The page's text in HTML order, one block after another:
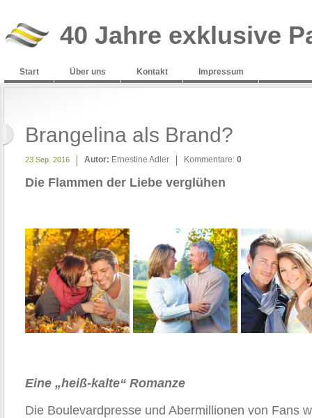
40 Jahre exklusive
Start Über uns Kontakt Impressum
Brangelina als Brand?
23 Sep. 2016 Autor: Ernestine Adler Kommentare: 0
Die Flammen der Liebe verglühen
Eine „heiß-kalte“ Romanze
Die Boulevardpresse und Abermillionen von Fans